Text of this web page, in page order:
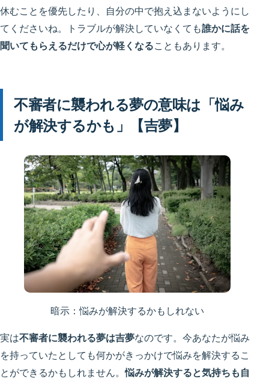
休むことを優先したり、自分の中で抱え込まないようにし
てくださいね。トラブルが解決していなくても誰かに話を
聞いてもらえるだけで心が軽くなることもあります。
不審者に襲われる夢の意味は「悩み
が解決するかも」【吉夢】
暗示：悩みが解決するかもしれない
実は不審者に襲われる夢は吉夢なのです。今あなたが悩み
を持っていたとしても何かがきっかけで悩みを解決するこ
とができるかもしれません。悩みが解決すると気持ちも自